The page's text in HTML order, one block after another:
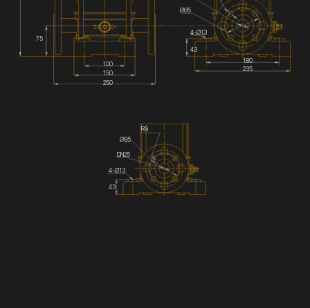
75
100
150
250
180
235
43
4-Ø13
Ø85
DN25
R9
Ø85
4-Ø13
43